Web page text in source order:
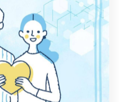
、オンライン相談も選択肢と
、迷わず専門機関に連絡する
じた時の相談方